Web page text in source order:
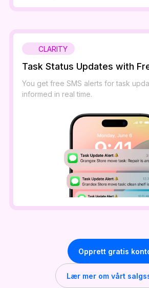
CLARITY
Task Status Updates with
You get free SMS alerts for task
informed in real time.
Opprett gratis
Lær mer om vårt